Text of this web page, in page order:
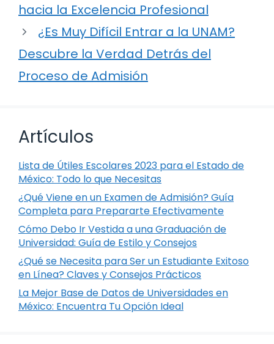
hacia la Excelencia Profesional
¿Es Muy Difícil Entrar a la UNAM?
Descubre la Verdad Detrás del
Proceso de Admisión
Artículos
Lista de Útiles Escolares 2023 para el Estado de
México: Todo lo que Necesitas
¿Qué Viene en un Examen de Admisión? Guía
Completa para Prepararte Efectivamente
Cómo Debo Ir Vestida a una Graduación de
Universidad: Guía de Estilo y Consejos
¿Qué se Necesita para Ser un Estudiante Exitoso
en Línea? Claves y Consejos Prácticos
La Mejor Base de Datos de Universidades en
México: Encuentra Tu Opción Ideal